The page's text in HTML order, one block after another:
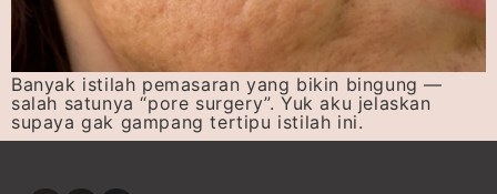
Banyak istilah pemasaran yang bikin bingung —
salah satunya “pore surgery”. Yuk aku jelaskan
supaya gak gampang tertipu istilah ini.